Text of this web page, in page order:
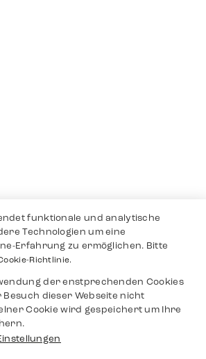
funktionale und analytische
Technologien um eine
Erfahrung zu ermöglichen. Bitte
Richtlinie.
der enstprechenden Cookies
dieser Webseite nicht
Cookie wird gespeichert um Ihre